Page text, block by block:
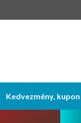
Kedvezmény, kupon